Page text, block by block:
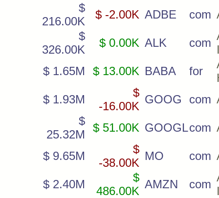
$
216.00K
$ -2.00K ADBE com
$
326.00K
$ 0.00K ALK com
$ 1.65M
$ 13.00K BABA for
$ 1.93M
$
-16.00K
GOOG com
$
25.32M
$ 51.00K GOOGLcom
$ 9.65M
$
-38.00K
MO com
$ 2.40M
$
486.00K
AMZN com